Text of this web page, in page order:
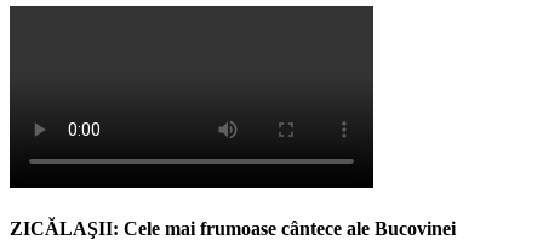
ZICĂLAŞII: Cele mai frumoase cântece ale Bucovinei